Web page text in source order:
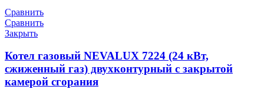
Сравнить
Сравнить
Закрыть
Котел газовый NEVALUX 7224 (24 кВт,
сжиженный газ) двухконтурный с закрытой
камерой сгорания